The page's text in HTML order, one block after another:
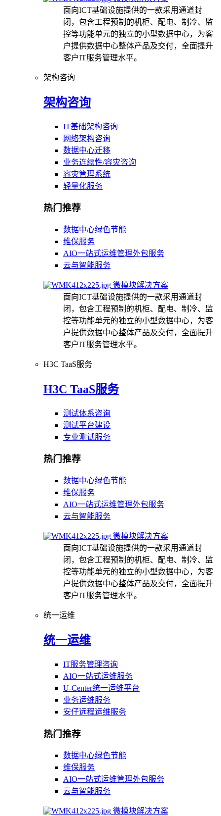
面向ICT基础设施提供的一款采用通道封
闭，包含工程预制的机柜、配电、制冷、监
控等功能单元的独立的小型数据中心，为客
户提供数据中心整体产品及交付，全面提升
客户IT服务管理水平。
架构咨询
架构咨询
IT基础架构咨询
网络架构咨询
数据中心迁移
业务连续性/容灾咨询
容灾管理系统
轻量化服务
热门推荐
数据中心绿色节能
维保服务
AIO一站式运维管理外包服务
云与智能服务
微模块解决方案
面向ICT基础设施提供的一款采用通道封
闭，包含工程预制的机柜、配电、制冷、监
控等功能单元的独立的小型数据中心，为客
户提供数据中心整体产品及交付，全面提升
客户IT服务管理水平。
H3C TaaS服务
H3C TaaS服务
测试体系咨询
测试平台建设
专业测试服务
热门推荐
数据中心绿色节能
维保服务
AIO一站式运维管理外包服务
云与智能服务
微模块解决方案
面向ICT基础设施提供的一款采用通道封
闭，包含工程预制的机柜、配电、制冷、监
控等功能单元的独立的小型数据中心，为客
户提供数据中心整体产品及交付，全面提升
客户IT服务管理水平。
统一运维
统一运维
IT服务管理咨询
AIO一站式运维服务
U-Center统一运维平台
业务运维服务
安仔远程运维服务
热门推荐
数据中心绿色节能
维保服务
AIO一站式运维管理外包服务
云与智能服务
微模块解决方案